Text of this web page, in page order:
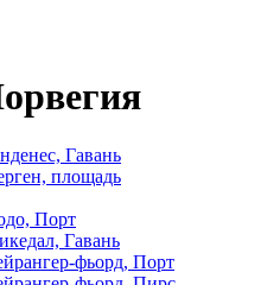
Гавань
площадь
Порт
Гавань
фьорд, Порт